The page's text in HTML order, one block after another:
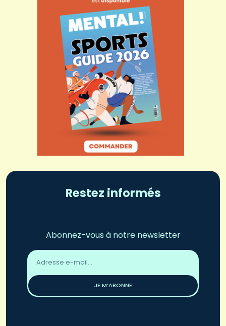
Restez informés
Abonnez-vous à notre newsletter
Adresse
email
JE M’ABONNE